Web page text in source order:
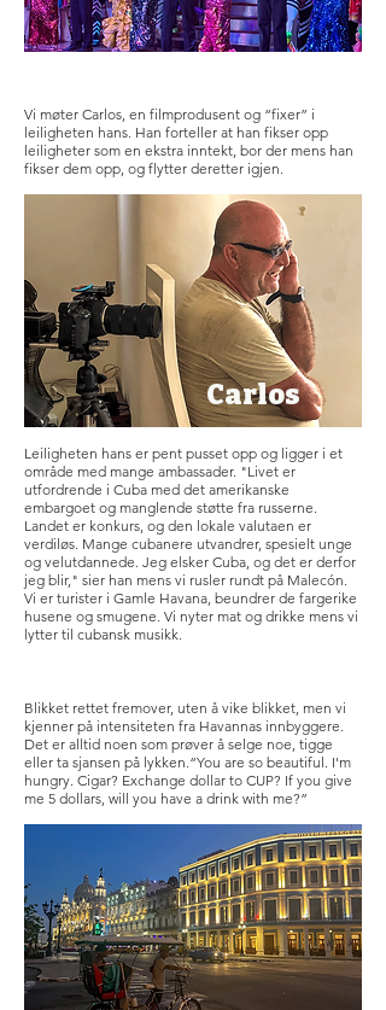
Vi møter Carlos, en filmprodusent og “fixer” i
leiligheten hans. Han forteller at han fikser opp
leiligheter som en ekstra inntekt, bor der mens han
fikser dem opp, og flytter deretter igjen.
Carlos
Leiligheten hans er pent pusset opp og ligger i et
område med mange ambassader. "Livet er
utfordrende i Cuba med det amerikanske
embargoet og manglende støtte fra russerne.
Landet er konkurs, og den lokale valutaen er
verdiløs. Mange cubanere utvandrer, spesielt unge
og velutdannede. Jeg elsker Cuba, og det er derfor
jeg blir," sier han mens vi rusler rundt på Malecón.
Vi er turister i Gamle Havana, beundrer de fargerike
husene og smugene. Vi nyter mat og drikke mens vi
lytter til cubansk musikk.
Blikket rettet fremover, uten å vike blikket, men vi
kjenner på intensiteten fra Havannas innbyggere.
Det er alltid noen som prøver å selge noe, tigge
eller ta sjansen på lykken.“You are so beautiful. I'm
hungry. Cigar? Exchange dollar to CUP? If you give
me 5 dollars, will you have a drink with me?”